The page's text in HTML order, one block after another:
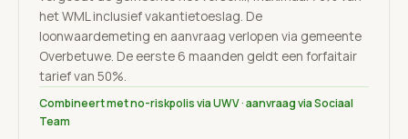
het WML inclusief vakantietoeslag. De
loonwaardemeting en aanvraag verlopen via gemeente
Overbetuwe. De eerste 6 maanden geldt een forfaitair
tarief van 50%.
Combineert met no-riskpolis via UWV · aanvraag via Sociaal
Team